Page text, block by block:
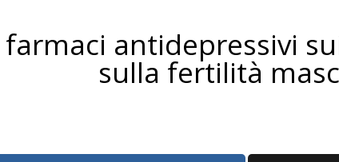
antidepressivi
sulla fertilità